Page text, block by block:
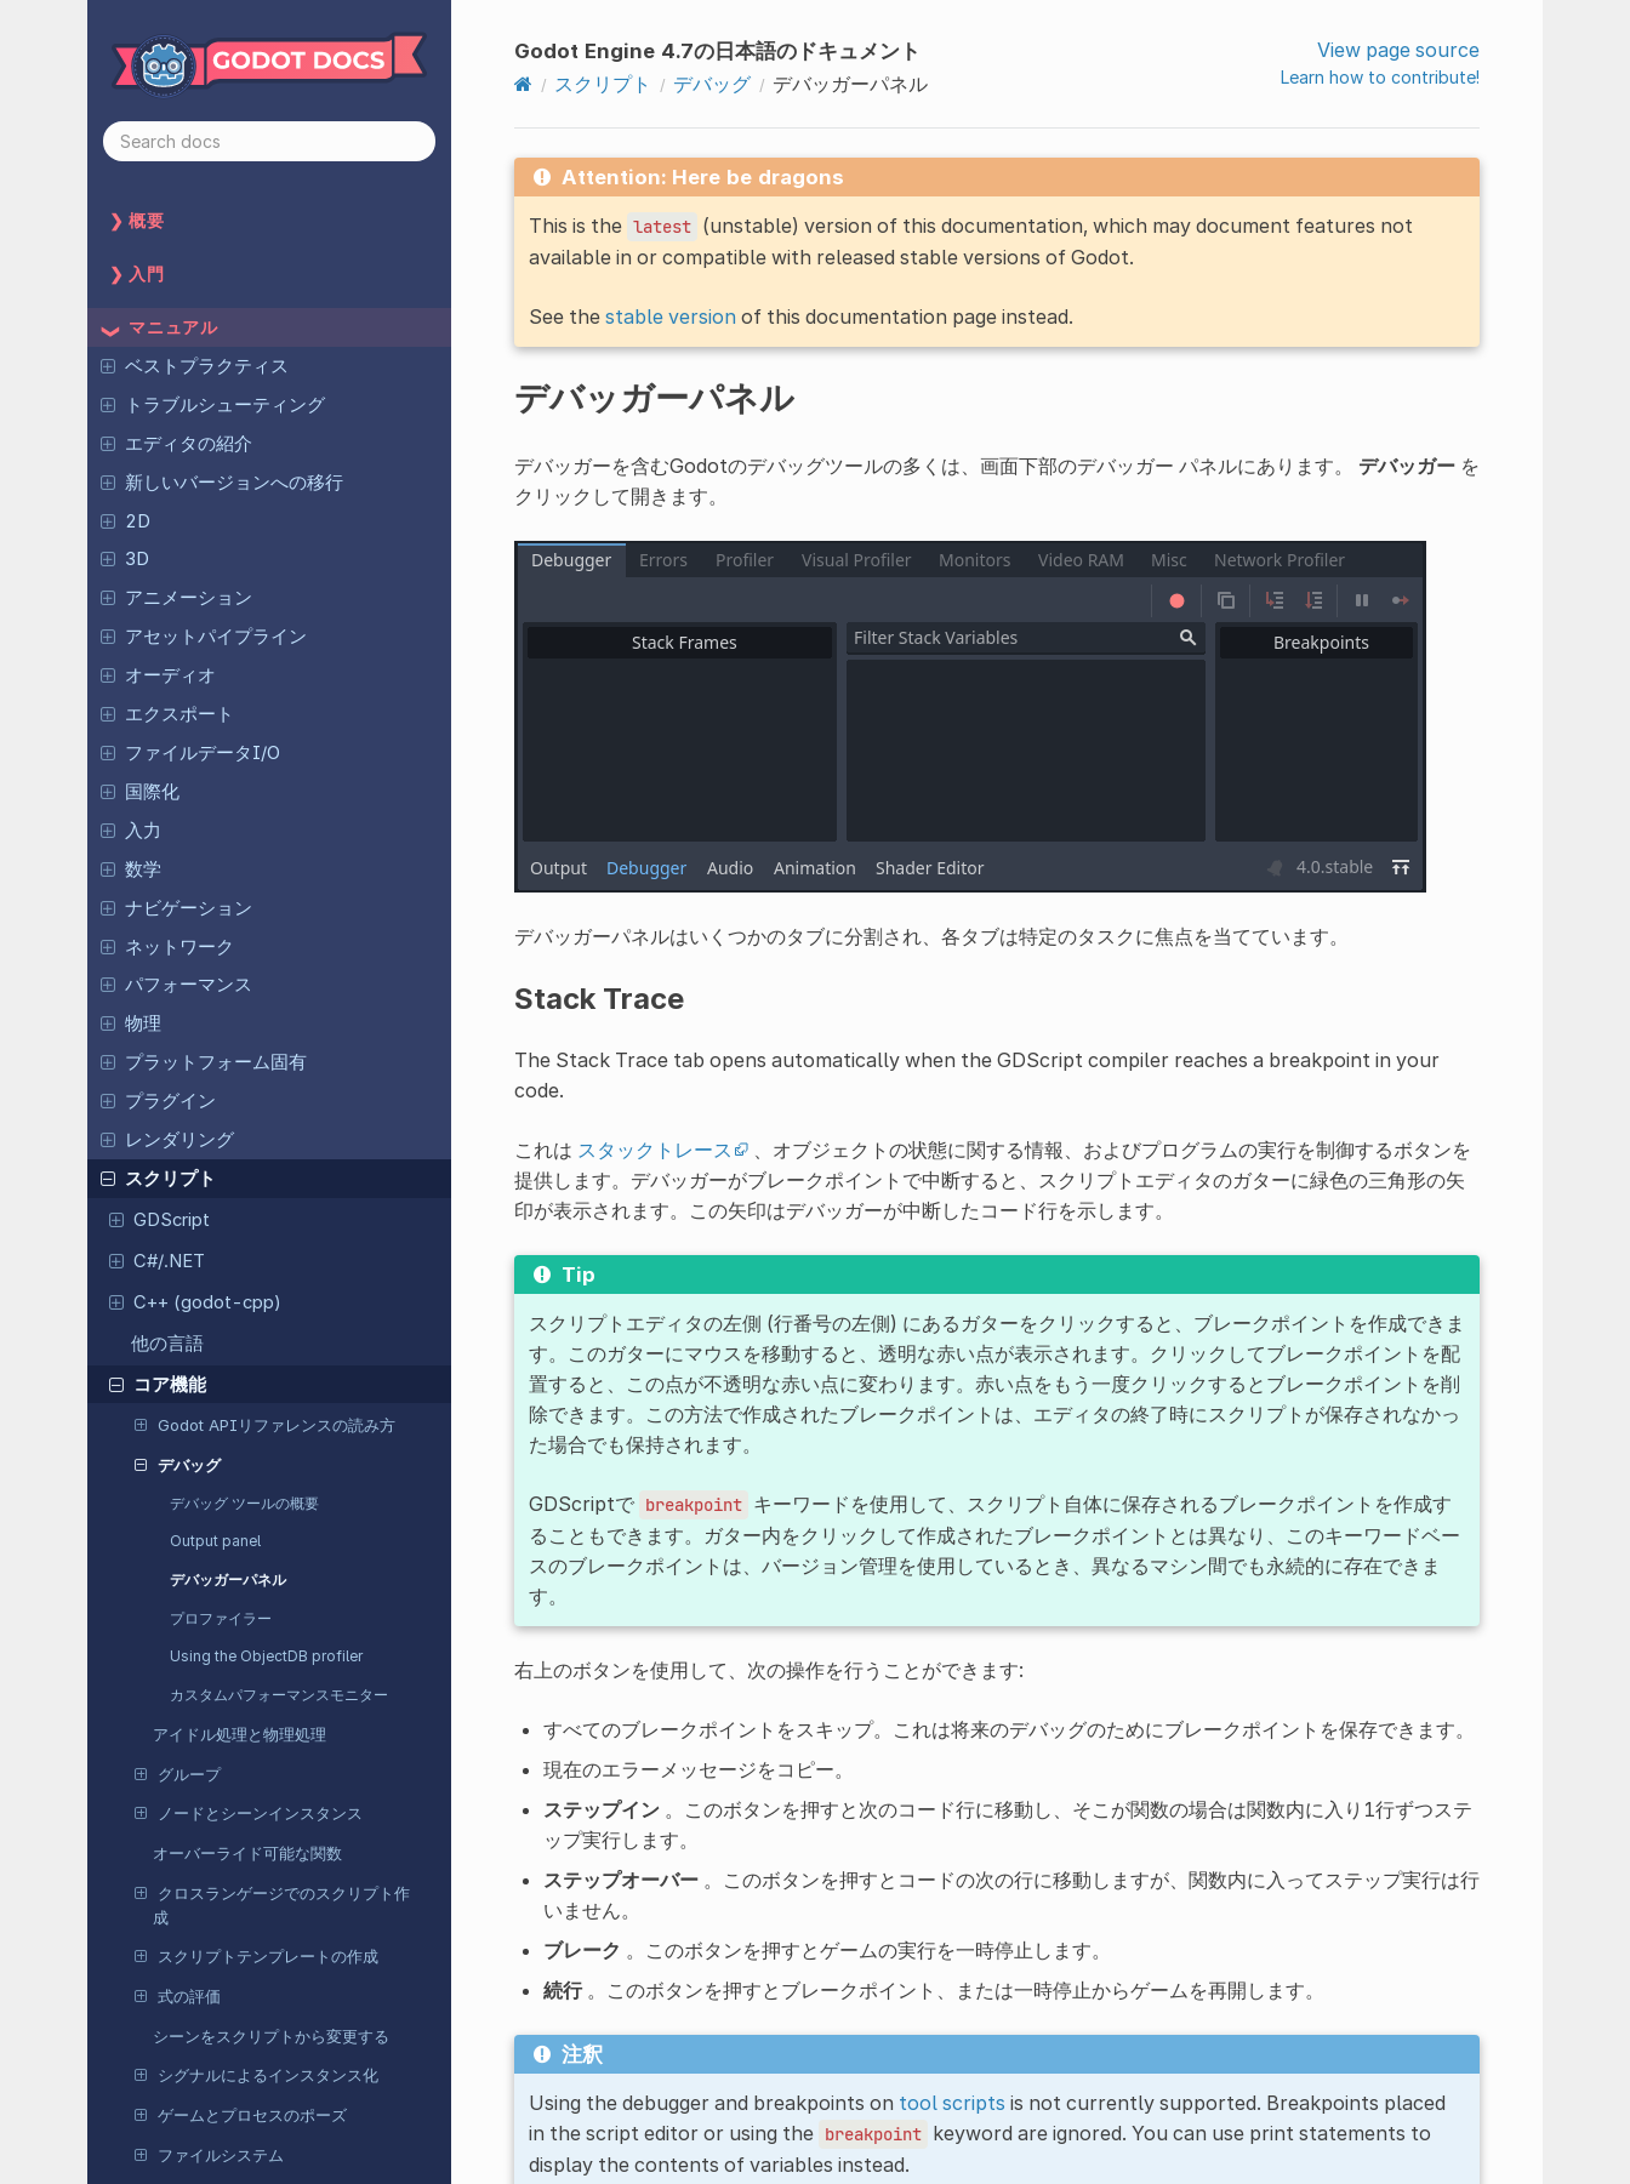
概要
入門
マニュアル
ベストプラクティス
トラブルシューティング
エディタの紹介
新しいバージョンへの移行
2D
3D
アニメーション
アセットパイプライン
オーディオ
エクスポート
ファイルデータI/O
国際化
入力
数学
ナビゲーション
ネットワーク
パフォーマンス
物理
プラットフォーム固有
プラグイン
レンダリング
スクリプト
GDScript
C#/.NET
C++ (godot-cpp)
他の言語
コア機能
Godot APIリファレンスの読み方
デバッグ
デバッグ ツールの概要
Output panel
デバッガーパネル
プロファイラー
Using the ObjectDB profiler
カスタムパフォーマンスモニター
アイドル処理と物理処理
グループ
ノードとシーンインスタンス
オーバーライド可能な関数
クロスランゲージでのスクリプト作
成
スクリプトテンプレートの作成
式の評価
シーンをスクリプトから変更する
シグナルによるインスタンス化
ゲームとプロセスのポーズ
ファイルシステム
Godot Engine 4.7の日本語のドキュメント
スクリプト
デバッグ デバッガーパネル
View page source
Learn how to contribute!
Attention: Here be dragons
This is the latest (unstable) version of this documentation, which may document features not
available in or compatible with released stable versions of Godot.
See the stable versionof this documentation page instead.
デバッガーパネル
デバッガーを含むGodotのデバッグツールの多くは、画面下部のデバッガー パネルにあります。 デバッガーを
クリックして開きます。
デバッガーパネルはいくつかのタブに分割され、各タブは特定のタスクに焦点を当てています。
Stack Trace
The Stack Trace tab opens automatically when the GDScript compiler reaches a breakpoint in your
code.
これは スタックトレース
、オブジェクトの状態に関する情報、およびプログラムの実行を制御するボタンを
提供します。デバッガーがブレークポイントで中断すると、スクリプトエディタのガターに緑色の三角形の矢
印が表示されます。この矢印はデバッガーが中断したコード行を示します。
Tip
スクリプトエディタの左側 (行番号の左側) にあるガターをクリックすると、ブレークポイントを作成できま
す。このガターにマウスを移動すると、透明な赤い点が表示されます。クリックしてブレークポイントを配
置すると、この点が不透明な赤い点に変わります。赤い点をもう一度クリックするとブレークポイントを削
除できます。この方法で作成されたブレークポイントは、エディタの終了時にスクリプトが保存されなかっ
た場合でも保持されます。
GDScriptで breakpoint キーワードを使用して、スクリプト自体に保存されるブレークポイントを作成す
ることもできます。ガター内をクリックして作成されたブレークポイントとは異なり、このキーワードベー
スのブレークポイントは、バージョン管理を使用しているとき、異なるマシン間でも永続的に存在できま
す。
右上のボタンを使用して、次の操作を行うことができます:
すべてのブレークポイントをスキップ。これは将来のデバッグのためにブレークポイントを保存できます。
現在のエラーメッセージをコピー。
ステップイン。このボタンを押すと次のコード行に移動し、そこが関数の場合は関数内に入り1行ずつステ
ップ実行します。
ステップオーバー。このボタンを押すとコードの次の行に移動しますが、関数内に入ってステップ実行は行
いません。
ブレーク 。このボタンを押すとゲームの実行を一時停止します。
続行。このボタンを押すとブレークポイント、または一時停止からゲームを再開します。
注釈
Using the debugger and breakpoints on tool scripts is not currently supported. Breakpoints placed
in the script editor or using the breakpoint keyword are ignored. You can use print statements to
display the contents of variables instead.